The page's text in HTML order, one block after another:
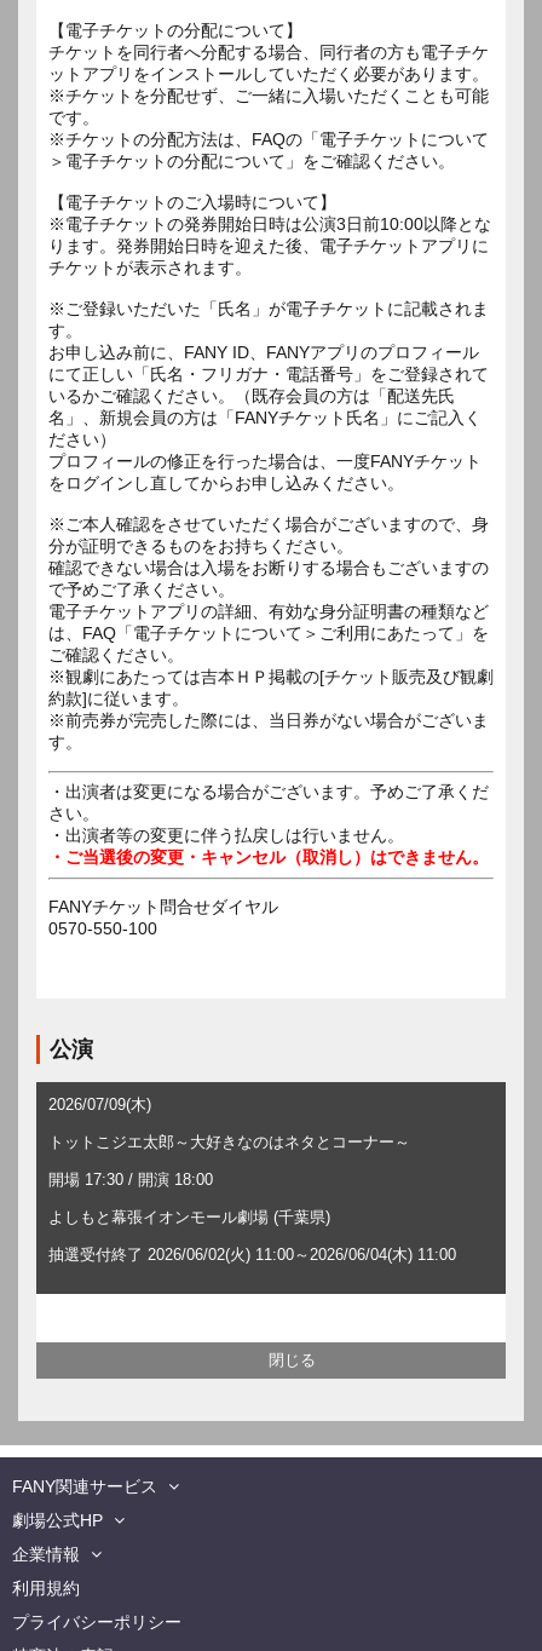
【電子チケットの分配について】
チケットを同行者へ分配する場合、同行者の方も電子チケ
ットアプリをインストールしていただく必要があります。
※チケットを分配せず、ご一緒に入場いただくことも可能
です。
※チケットの分配方法は、FAQの「電子チケットについて
＞電子チケットの分配について」をご確認ください。
【電子チケットのご入場時について】
※電子チケットの発券開始日時は公演3日前10:00以降とな
ります。発券開始日時を迎えた後、電子チケットアプリに
チケットが表示されます。
※ご登録いただいた「氏名」が電子チケットに記載されま
す。
お申し込み前に、FANY ID、FANYアプリのプロフィール
にて正しい「氏名・フリガナ・電話番号」をご登録されて
いるかご確認ください。（既存会員の方は「配送先氏
名」、新規会員の方は「FANYチケット氏名」にご記入く
ださい）
プロフィールの修正を行った場合は、一度FANYチケット
をログインし直してからお申し込みください。
※ご本人確認をさせていただく場合がございますので、身
分が証明できるものをお持ちください。
確認できない場合は入場をお断りする場合もございますの
で予めご了承ください。
電子チケットアプリの詳細、有効な身分証明書の種類など
は、FAQ「電子チケットについて＞ご利用にあたって」を
ご確認ください。
※観劇にあたっては吉本ＨＰ掲載の[チケット販売及び観劇
約款]に従います。
※前売券が完売した際には、当日券がない場合がございま
す。
・出演者は変更になる場合がございます。予めご了承くだ
さい。
・出演者等の変更に伴う払戻しは行いません。
・ご当選後の変更・キャンセル（取消し）はできません。
FANYチケット問合せダイヤル
0570-550-100
公演
2026/07/09(木)
トットこジエ太郎～大好きなのはネタとコーナー～
開場 17:30 / 開演 18:00
よしもと幕張イオンモール劇場 (千葉県)
抽選受付終了 2026/06/02(火) 11:00～2026/06/04(木) 11:00
FANY関連サービス
劇場公式HP
企業情報
利用規約
プライバシーポリシー